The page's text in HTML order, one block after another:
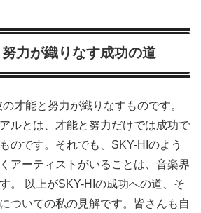
力が織りなす成功の道
才能と努力が織りなすものです。
ルとは、才能と努力だけでは成功で
のです。それでも、SKY-HIのよう
アーティストがいることは、音楽界
。 以上がSKY-HIの成功への道、そ
ついての私の見解です。皆さんも自